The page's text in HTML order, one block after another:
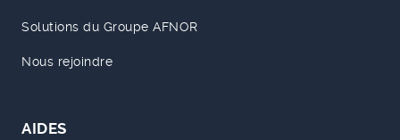
Solutions du Groupe AFNOR
Nous rejoindre
AIDES